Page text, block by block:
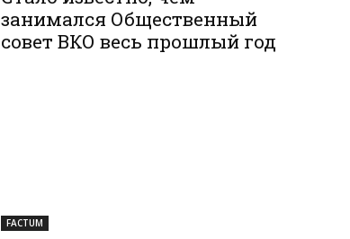
занимался Общественный
совет ВКО весь прошлый год
FACTUM